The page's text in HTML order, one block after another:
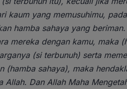
kaum yang memusuhimu,
hamba sahaya yang
mereka dengan kamu, maka
(si terbunuh) serta
(hamba sahaya), maka
Allah. Dan Allah Maha